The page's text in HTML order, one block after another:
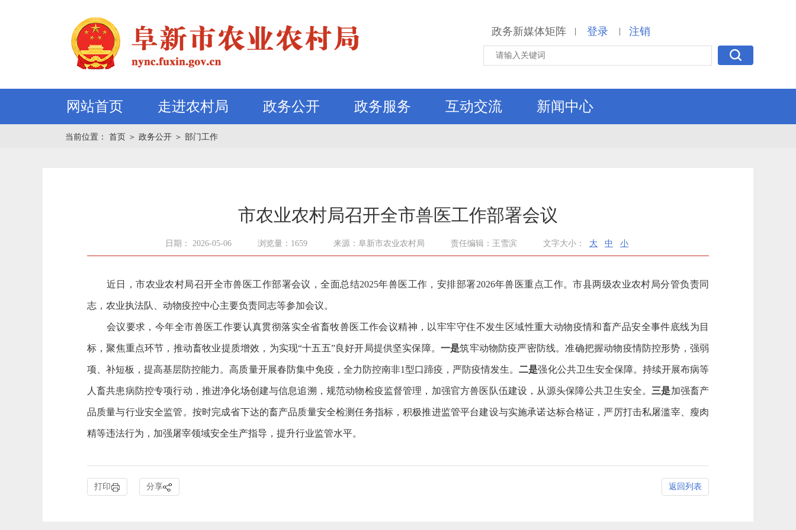
政务新媒体矩阵 | 登录 | 注销
网站首页 走进农村局 政务公开 政务服务 互动交流 新闻中心
当前位置： 首页 ＞ 政务公开 ＞ 部门工作
市农业农村局召开全市兽医工作部署会议
日期： 2026-05-06 浏览量：1659 来源：阜新市农业农村局 责任编辑：王雪滨 文字大小： 大 中 小
近日，市农业农村局召开全市兽医工作部署会议，全面总结2025年兽医工作，安排部署2026年兽医重点工作。市县两级农业农村局分管负责同
志，农业执法队、动物疫控中心主要负责同志等参加会议。
会议要求，今年全市兽医工作要认真贯彻落实全省畜牧兽医工作会议精神，以牢牢守住不发生区域性重大动物疫情和畜产品安全事件底线为目
标，聚焦重点环节，推动畜牧业提质增效，为实现“十五五”良好开局提供坚实保障。一是筑牢动物防疫严密防线。准确把握动物疫情防控形势，强弱
项、补短板，提高基层防控能力。高质量开展春防集中免疫，全力防控南非1型口蹄疫，严防疫情发生。二是强化公共卫生安全保障。持续开展布病等
人畜共患病防控专项行动，推进净化场创建与信息追溯，规范动物检疫监督管理，加强官方兽医队伍建设，从源头保障公共卫生安全。 三是加强畜产
品质量与行业安全监管。按时完成省下达的畜产品质量安全检测任务指标，积极推进监管平台建设与实施承诺达标合格证，严厉打击私屠滥宰、瘦肉
精等违法行为，加强屠宰领域安全生产指导，提升行业监管水平。
打印 分享 返回列表